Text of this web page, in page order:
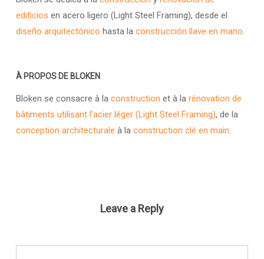
edificios en acero ligero (Light Steel Framing), desde el
diseño arquitectónico hasta la construcción llave en mano.
À PROPOS DE BLOKEN
Bloken se consacre à la construction et à la rénovation de
bâtiments utilisant l’acier léger (Light Steel Framing), de la
conception architecturale à la construction clé en main.
Leave a Reply